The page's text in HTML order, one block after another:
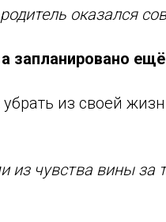
оказался
запланировано
из своей
из чувства вины за